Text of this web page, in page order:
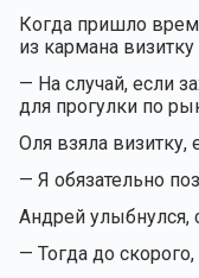
Когда пришло
из кармана визитку
— На случай, если
для прогулки по
Оля взяла визитку,
— Я обязательно
Андрей улыбнулся,
— Тогда до